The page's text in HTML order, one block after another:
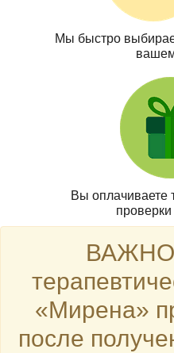
Мы быстро
Вы оплачиваете
«Мирена»
после